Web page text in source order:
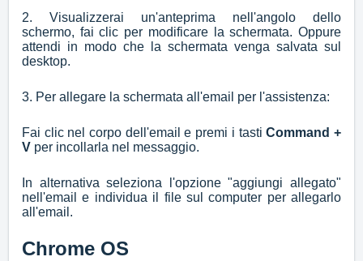
2. Visualizzerai un'anteprima nell'angolo dello
schermo, fai clic per modificare la schermata. Oppure
attendi in modo che la schermata venga salvata sul
desktop.
3. Per allegare la schermata all'email per l'assistenza:
Fai clic nel corpo dell'email e premi i tastiCommand +
V per incollarla nel messaggio.
In alternativa seleziona l'opzione "aggiungi allegato"
nell'email e individua il file sul computer per allegarlo
all'email.
Chrome OS